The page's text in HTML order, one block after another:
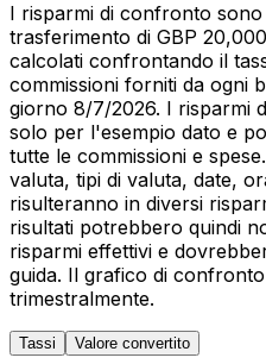
I risparmi di confronto
trasferimento di GBP
calcolati confrontando il
commissioni forniti da ogni
giorno 8/7/2026. I risparmi
solo per l'esempio dato e
tutte le commissioni e
valuta, tipi di valuta, date,
risulteranno in diversi
risultati potrebbero quindi
risparmi effettivi e
guida. Il grafico di
trimestralmente.
Tassi Valore convertito